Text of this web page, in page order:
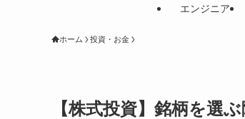
エンジニア
ホーム 投資・お金
【株式投資】銘柄を選